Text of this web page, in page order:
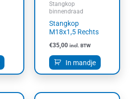
Stangkop
binnendraad
Stangkop
M18x1,5 Rechts
€35,00 incl. BTW
In mandje